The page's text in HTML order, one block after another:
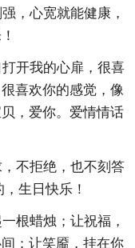
，心宽就能健康，
开我的心扉，很喜
喜欢你的感觉，像
，爱你。爱情情话
不拒绝，也不刻答
生日快乐！
根蜡烛；让祝福，
；让笑靥，挂在你